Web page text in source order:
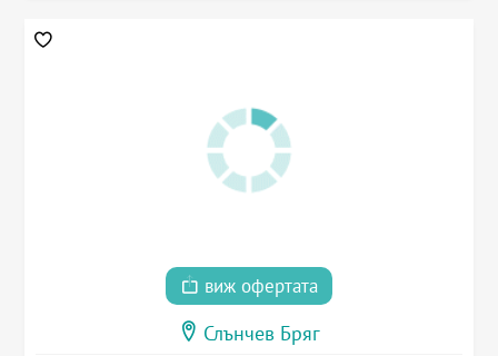
виж офертата
Слънчев Бряг